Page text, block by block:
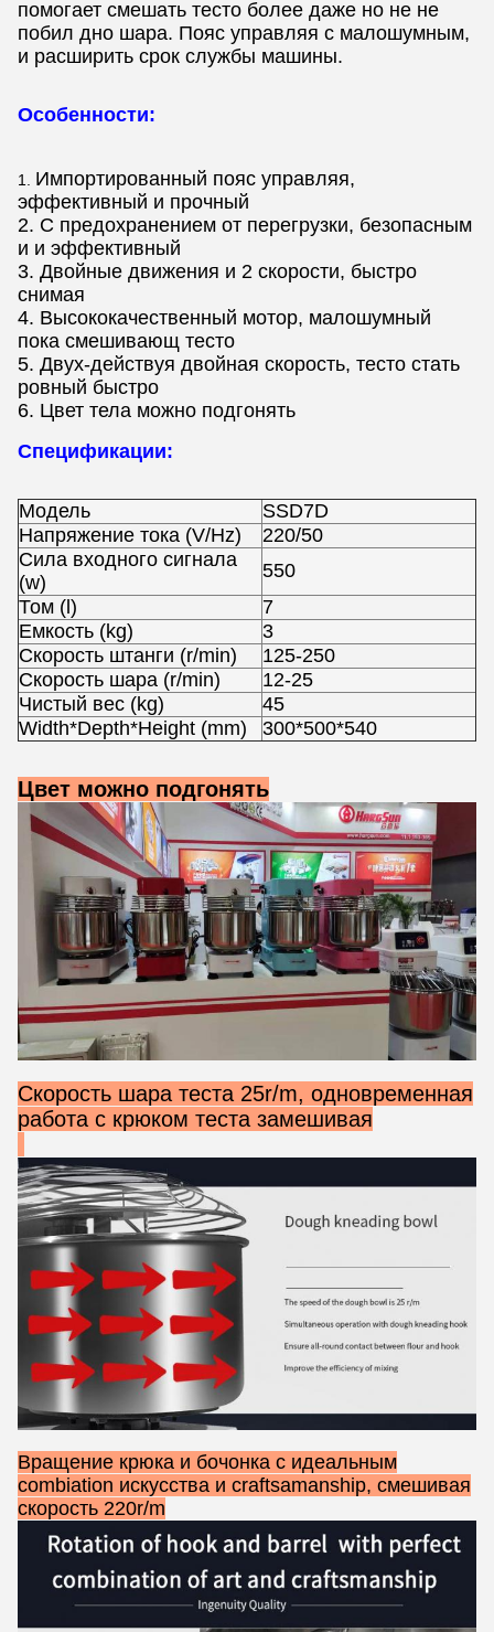
помогает смешать тесто более даже но не не
побил дно шара. Пояс управляя с малошумным,
и расширить срок службы машины.
Особенности:
1. Импортированный пояс управляя,
эффективный и прочный
2. С предохранением от перегрузки, безопасным
и и эффективный
3. Двойные движения и 2 скорости, быстро
снимая
4. Высококачественный мотор, малошумный
пока смешивающ тесто
5. Двух-действуя двойная скорость, тесто стать
ровный быстро
6. Цвет тела можно подгонять
Спецификации:
Модель
SSD7D
Напряжение тока (V/Hz)
220/50
Сила входного сигнала
(w)
550
Том (l)
7
Емкость (kg)
3
Скорость штанги (r/min)
125-250
Скорость шара (r/min)
12-25
Чистый вес (kg)
45
Width*Depth*Height (mm)
300*500*540
Цвет можно подгонять
Скорость шара теста 25r/m, одновременная
работа с крюком теста замешивая
Вращение крюка и бочонка с идеальным
combiation искусства и craftsamanship, смешивая
скорость 220r/m